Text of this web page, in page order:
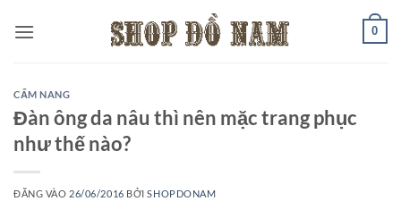
qua
0
CẨM NANG
Đàn ông da nâu thì nên mặc trang phục
như thế nào?
ĐĂNG VÀO 26/06/2016 BỞISHOPDONAM